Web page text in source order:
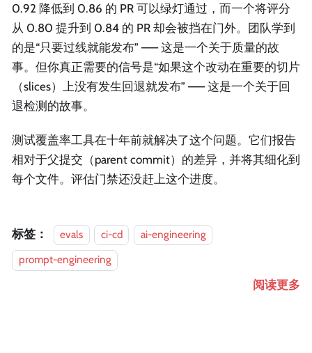
0.92 降低到 0.86 的 PR 可以绿灯通过，而一个将评分
从 0.80 提升到 0.84 的 PR 却会被挡在门外。团队学到
的是“只要过线就能发布” —— 这是一个关于质量的故
事。但你真正需要的信号是“如果这个改动在重要的切片
（slices）上没有发生回退就发布” —— 这是一个关于回
退检测的故事。
测试覆盖率工具在十年前就解决了这个问题。它们报告
相对于父提交（parent commit）的差异，并将其细化到
每个文件。评估门禁还没赶上这个进度。
标签： evals ci-cd
ai-engineering
prompt-engineering
阅读更多